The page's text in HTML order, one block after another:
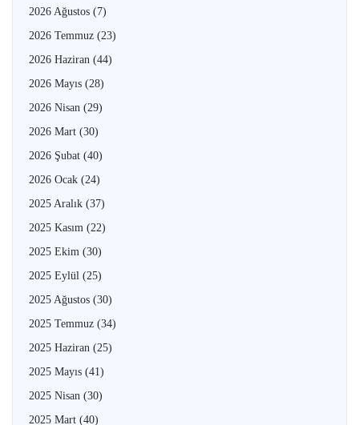
2026 Ağustos (7)
2026 Temmuz (23)
2026 Haziran (44)
2026 Mayıs (28)
2026 Nisan (29)
2026 Mart (30)
2026 Şubat (40)
2026 Ocak (24)
2025 Aralık (37)
2025 Kasım (22)
2025 Ekim (30)
2025 Eylül (25)
2025 Ağustos (30)
2025 Temmuz (34)
2025 Haziran (25)
2025 Mayıs (41)
2025 Nisan (30)
2025 Mart (40)